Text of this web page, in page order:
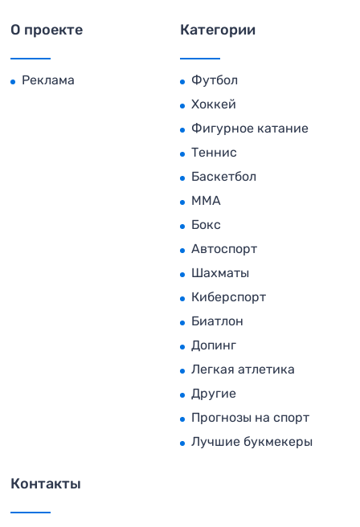
О проекте
Реклама
Категории
Футбол
Хоккей
Фигурное катание
Теннис
Баскетбол
MMA
Бокс
Автоспорт
Шахматы
Киберспорт
Биатлон
Допинг
Легкая атлетика
Другие
Прогнозы на спорт
Лучшие букмекеры
Контакты